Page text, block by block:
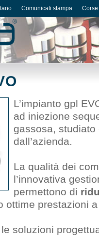
L’impianto gpl
ad iniezione
gassosa,
dall’azienda.
La qualità dei
l’innovativa
permettono di
ottime prestazioni
soluzioni
Comunicati stampa Corse